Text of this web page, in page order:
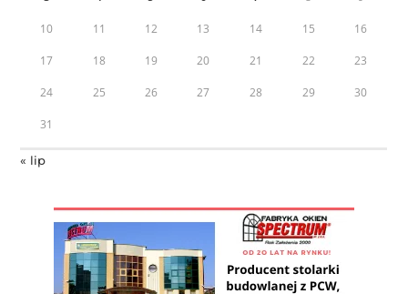
10 11 12 13 14 15 16
17 18 19 20 21 22 23
24 25 26 27 28 29 30
31
« lip